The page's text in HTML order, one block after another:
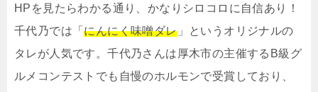
HPを見たらわかる通り、かなりシロコロに自信あり！
千代乃では「にんにく味噌ダレ」というオリジナルの
タレが人気です。千代乃さんは厚木市の主催するB級グ
ルメコンテストでも自慢のホルモンで受賞しており、